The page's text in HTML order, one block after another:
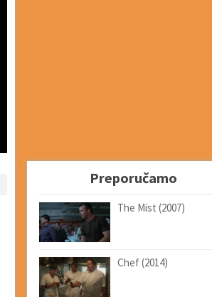
Preporučamo
The Mist (2007)
Chef (2014)